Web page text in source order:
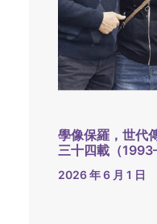
學像保羅，世代
三十四載（
2026 年 6 月 1 日